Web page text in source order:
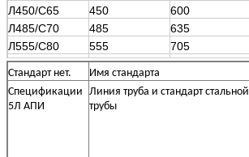
Л450/С65
450 600
Л485/С70
485 635
Л555/С80
555 705
Л625/С90
625 775
Л690/С100
690 840
Л830/С120
830 1050
Стандарт нет. Имя стандарта
Спецификации
5Л АПИ
Линия труба и стандарт стальной
трубы